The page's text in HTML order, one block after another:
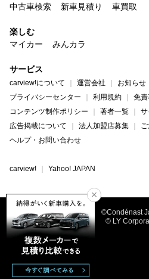
中古車検索
新車見積り 車買取
楽しむ
マイカー
みんカラ
サービス
carview!について 運営会社 お知らせ
プライバシーセンター
利用規約
免
コンテンツ制作ポリシー
著者一覧
広告掲載について
法人加盟店募集
ヘルプ・お問い合わせ
carview! Yahoo! JAPAN
©Condénast
© LY